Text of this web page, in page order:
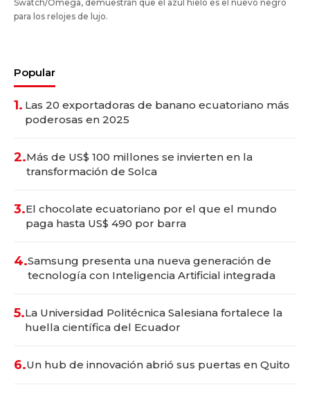
Swatch/Omega, demuestran que el azul hielo es el nuevo negro
para los relojes de lujo.
Popular
1. Las 20 exportadoras de banano ecuatoriano más
poderosas en 2025
2.Más de US$ 100 millones se invierten en la
transformación de Solca
3.El chocolate ecuatoriano por el que el mundo
paga hasta US$ 490 por barra
4.Samsung presenta una nueva generación de
tecnología con Inteligencia Artificial integrada
5.La Universidad Politécnica Salesiana fortalece la
huella científica del Ecuador
6.Un hub de innovación abrió sus puertas en Quito